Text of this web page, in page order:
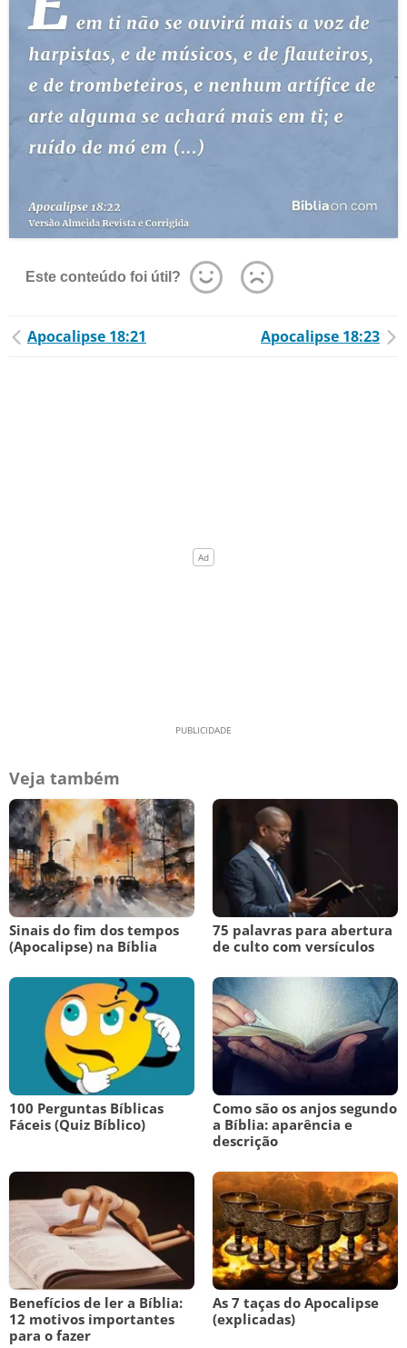
Este conteúdo foi útil?
Apocalipse 18:21 Apocalipse 18:23
Veja também
Sinais do fim dos tempos
(Apocalipse) na Bíblia
75 palavras para abertura
de culto com versículos
100 Perguntas Bíblicas
Fáceis (Quiz Bíblico)
Como são os anjos segundo
a Bíblia: aparência e
descrição
Benefícios de ler a Bíblia:
12 motivos importantes
para o fazer
As 7 taças do Apocalipse
(explicadas)